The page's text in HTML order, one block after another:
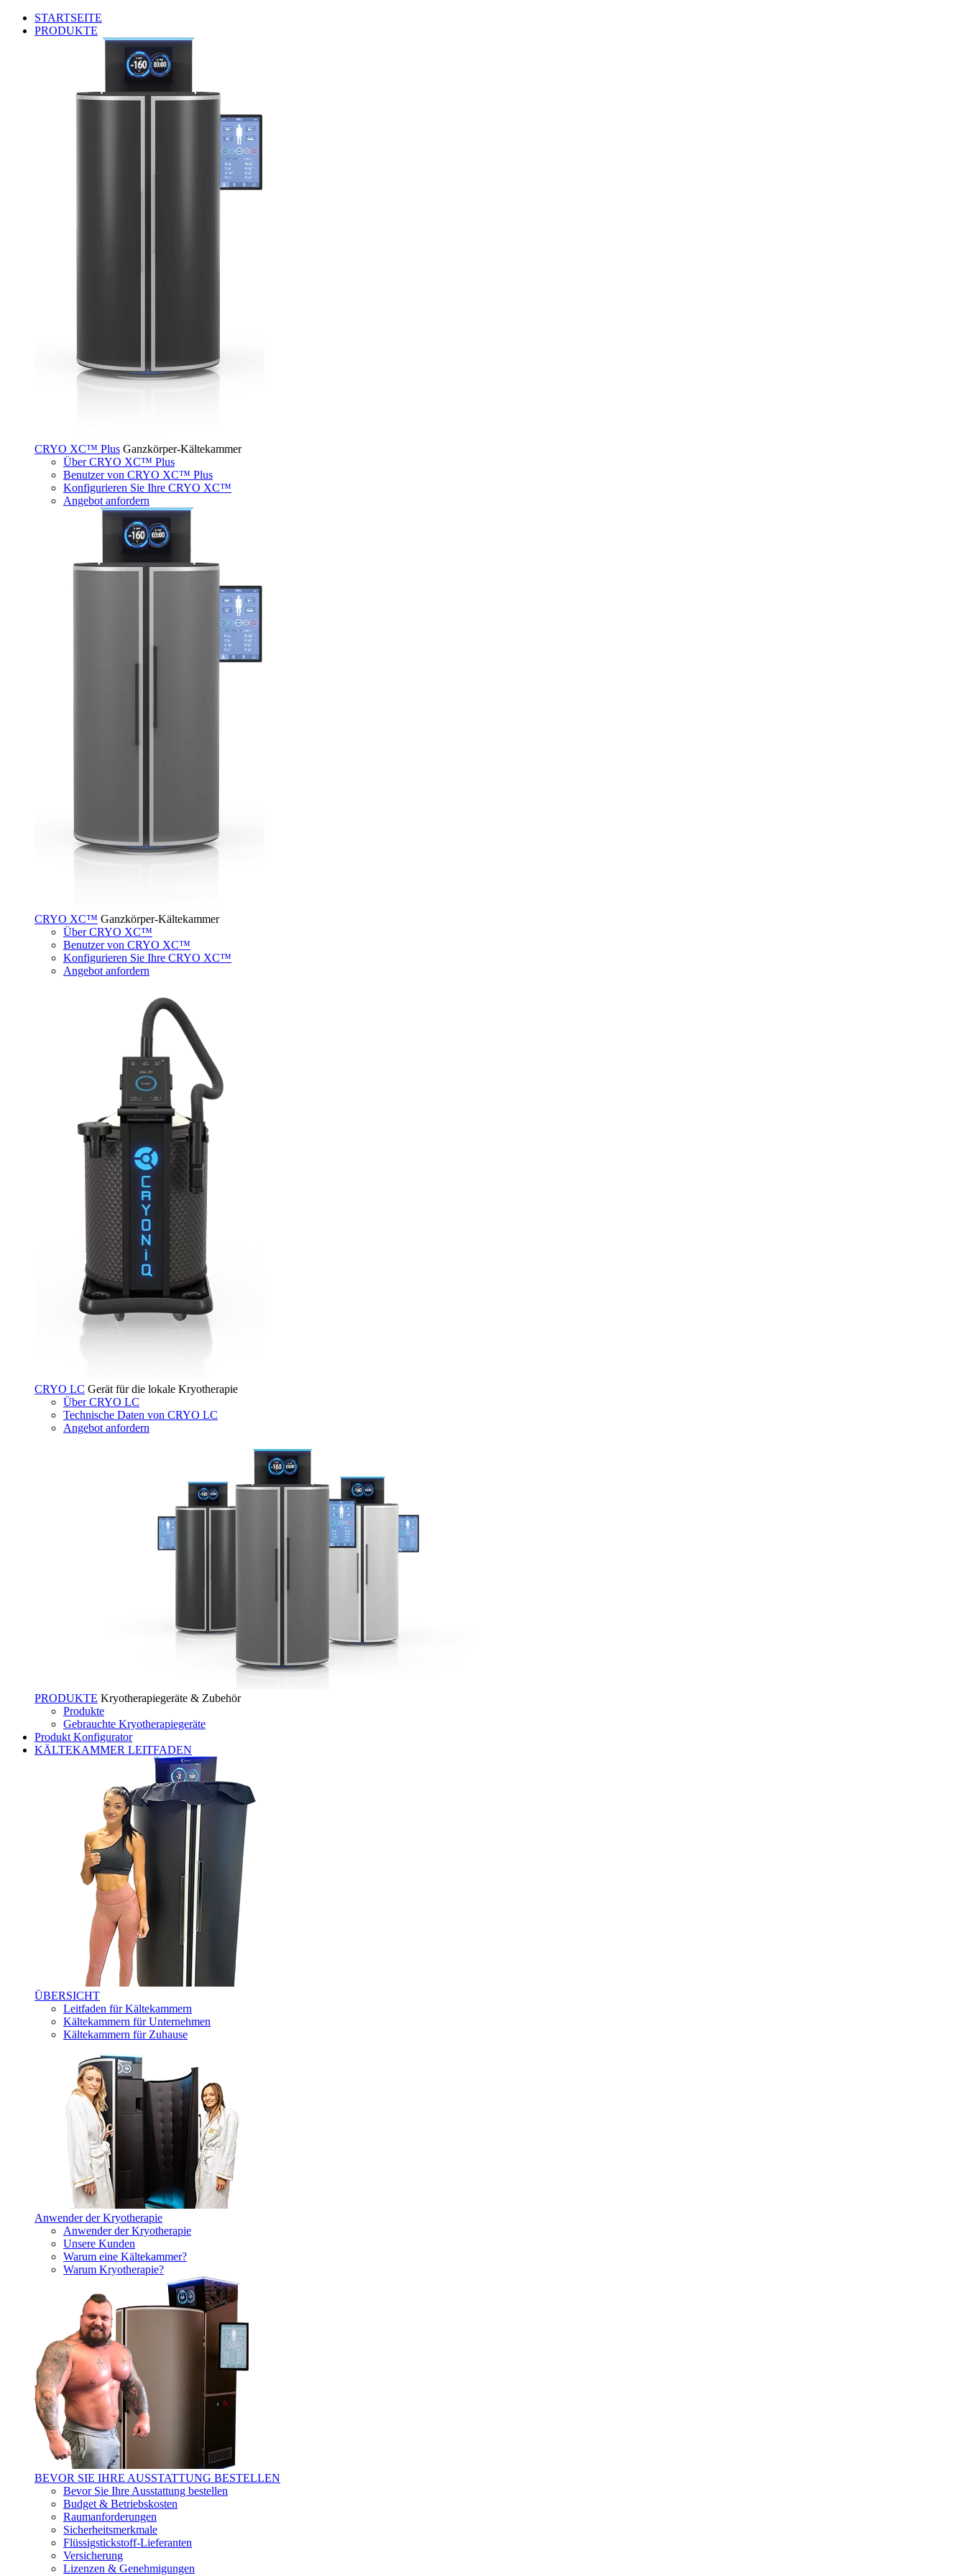
STARTSEITE
PRODUKTE
CRYO XC™ Plus Ganzkörper-Kältekammer
Über CRYO XC™ Plus
Benutzer von CRYO XC™ Plus
Konfigurieren Sie Ihre CRYO XC™
Angebot anfordern
CRYO XC™ Ganzkörper-Kältekammer
Über CRYO XC™
Benutzer von CRYO XC™
Konfigurieren Sie Ihre CRYO XC™
Angebot anfordern
CRYO LC Gerät für die lokale Kryotherapie
Über CRYO LC
Technische Daten von CRYO LC
Angebot anfordern
PRODUKTE Kryotherapiegeräte & Zubehör
Produkte
Gebrauchte Kryotherapiegeräte
Produkt Konfigurator
KÄLTEKAMMER LEITFADEN
ÜBERSICHT
Leitfaden für Kältekammern
Kältekammern für Unternehmen
Kältekammern für Zuhause
Anwender der Kryotherapie
Anwender der Kryotherapie
Unsere Kunden
Warum eine Kältekammer?
Warum Kryotherapie?
BEVOR SIE IHRE AUSSTATTUNG BESTELLEN
Bevor Sie Ihre Ausstattung bestellen
Budget & Betriebskosten
Raumanforderungen
Sicherheitsmerkmale
Flüssigstickstoff-Lieferanten
Versicherung
Lizenzen & Genehmigungen